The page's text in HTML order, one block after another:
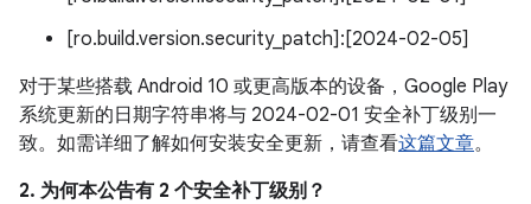
[ro.build.version.security_patch]:[2024-02-05]
对于某些搭载 Android 10 或更高版本的设备，Google Play
系统更新的日期字符串将与 2024-02-01 安全补丁级别一
致。如需详细了解如何安装安全更新，请查看这篇文章。
2. 为何本公告有 2 个安全补丁级别？